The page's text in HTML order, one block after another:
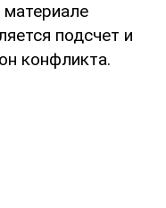
подсчет и
конфликта.